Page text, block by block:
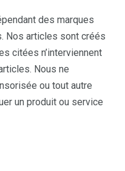
des marques
Nos articles sont créés
citées n’interviennent
Nous ne
ou tout autre
un produit ou service